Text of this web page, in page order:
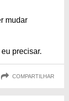
mudar
precisar.
COMPARTILHAR